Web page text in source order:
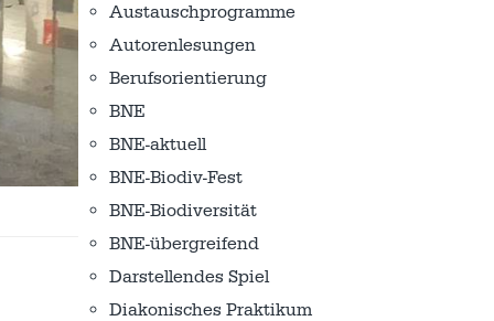
Austausch­programme
Autorenlesungen
Berufsorientierung
BNE
BNE-aktuell
BNE-Biodiv-Fest
BNE-Biodiversität
BNE-übergreifend
Darstellendes Spiel
Diakonisches Praktikum